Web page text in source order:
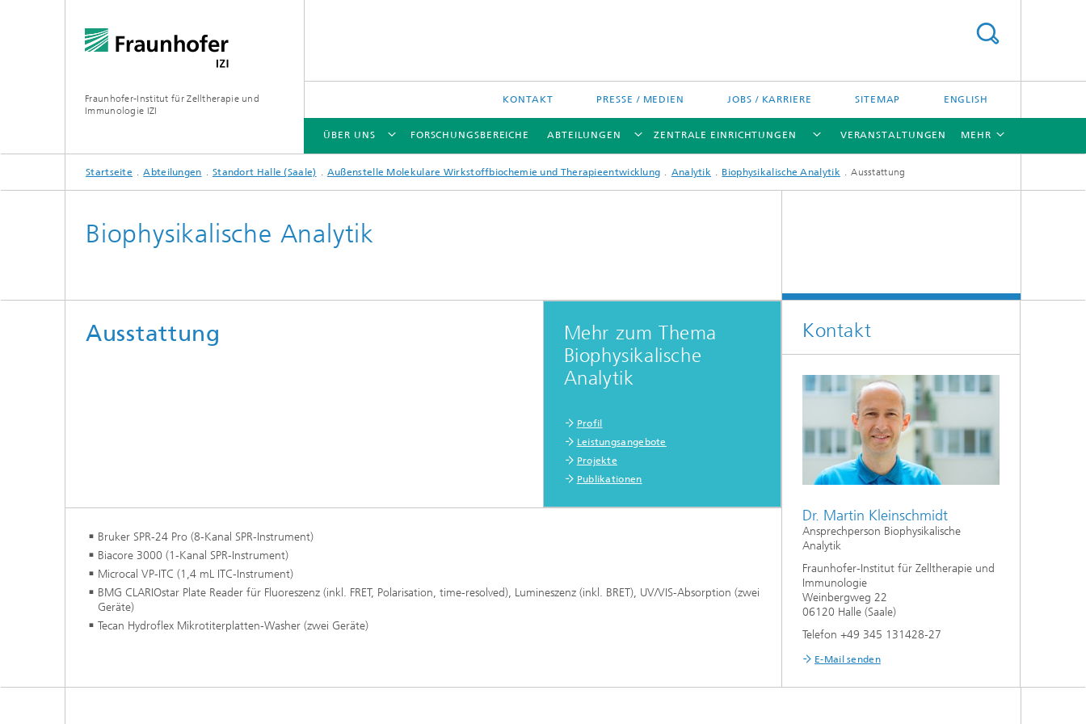
Fraunhofer-Institut für Zelltherapie und
Immunologie IZI
KONTAKT PRESSE / MEDIEN JOBS / KARRIERE SITEMAP ENGLISH
ÜBER UNS
ÜBER UNS
FORSCHUNGSBEREICHE ABTEILUNGEN
ABTEILUNGEN
Gentherapieentwicklung
Außenstelle Molekulare
ZENTRALE EINRICHTUNGEN
ZENTRALE EINRICHTUNGEN
VERANSTALTUNGEN MEHR
Startseite Abteilungen Standort Halle (Saale) Außenstelle Molekulare Wirkstoffbiochemie und Therapieentwicklung Analytik Biophysikalische Analytik Ausstattung
Biophysikalische Analytik
Ausstattung
Mehr zum Thema
Biophysikalische
Analytik
Profil
Leistungsangebote
Projekte
Publikationen
Bruker SPR-24 Pro (8-Kanal SPR-Instrument)
Biacore 3000 (1-Kanal SPR-Instrument)
Microcal VP-ITC (1,4 mL ITC-Instrument)
BMG CLARIOstar Plate Reader für Fluoreszenz (inkl. FRET, Polarisation, time-resolved), Lumineszenz (inkl. BRET), UV/VIS-Absorption (zwei
Geräte)
Tecan Hydroflex Mikrotiterplatten-Washer (zwei Geräte)
Kontakt
Dr. Martin Kleinschmidt
Ansprechperson Biophysikalische
Analytik
Fraunhofer-Institut für Zelltherapie und
Immunologie
Weinbergweg 22
06120 Halle (Saale)
Telefon +49 345 131428-27
E-Mail senden